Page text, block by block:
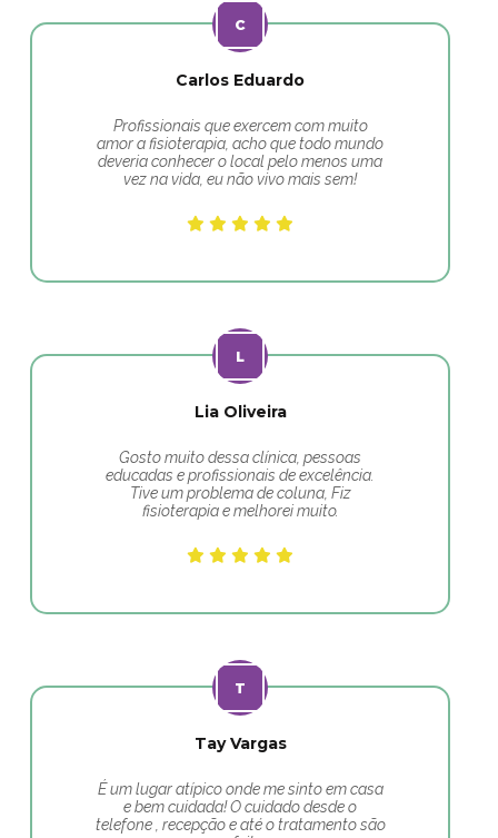
Carlos Eduardo
Profissionais que exercem com muito
amor a fisioterapia, acho que todo mundo
deveria conhecer o local pelo menos uma
vez na vida, eu não vivo mais sem!
Lia Oliveira
Gosto muito dessa clínica, pessoas
educadas e profissionais de excelência.
Tive um problema de coluna, Fiz
fisioterapia e melhorei muito.
Tay Vargas
É um lugar atípico onde me sinto em casa
e bem cuidada! O cuidado desde o
telefone , recepção e até o tratamento são